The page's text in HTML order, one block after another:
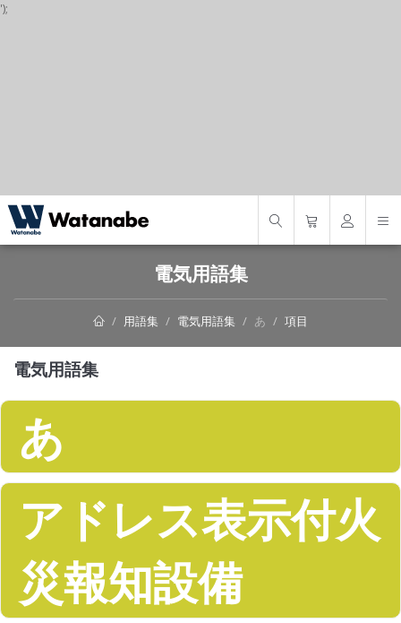
');
電気用語集
用語集 電気用語集 あ 項目
電気用語集
あ
アドレス表示付火
災報知設備